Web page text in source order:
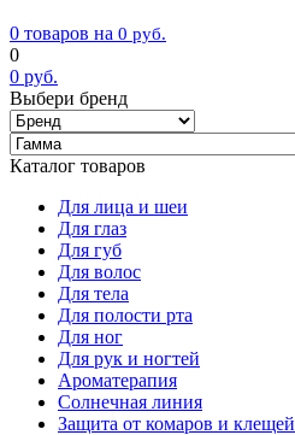
0 товаров на 0 руб.
0
0 руб.
Выбери бренд
Каталог товаров
Для лица и шеи
Для глаз
Для губ
Для волос
Для тела
Для полости рта
Для ног
Для рук и ногтей
Ароматерапия
Солнечная линия
Защита от комаров и клещей